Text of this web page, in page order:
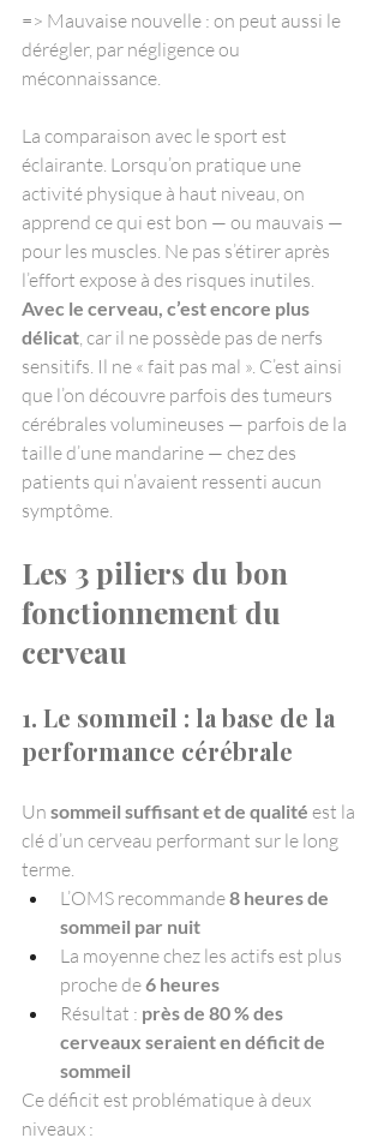
=> Mauvaise nouvelle : on peut aussi le
dérégler, par négligence ou
méconnaissance.
La comparaison avec le sport est
éclairante. Lorsqu’on pratique une
activité physique à haut niveau, on
apprend ce qui est bon — ou mauvais —
pour les muscles. Ne pas s’étirer après
l’effort expose à des risques inutiles.
Avec le cerveau, c’est encore plus
délicat , car il ne possède pas de nerfs
sensitifs. Il ne « fait pas mal ». C’est ainsi
que l’on découvre parfois des tumeurs
cérébrales volumineuses — parfois de la
taille d’une mandarine — chez des
patients qui n’avaient ressenti aucun
symptôme.
Les 3 piliers du bon
fonctionnement du
cerveau
1. Le sommeil : la base de la
performance cérébrale
Un sommeil suffisant et de qualité est la
clé d’un cerveau performant sur le long
terme.
L’OMS recommande 8 heures de
sommeil par nuit
La moyenne chez les actifs est plus
proche de 6 heures
Résultat : près de 80 % des
cerveaux seraient en déficit de
sommeil
Ce déficit est problématique à deux
niveaux :